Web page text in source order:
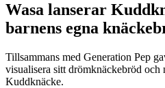
Wasa lanserar
barnens egna
Tillsammans med Generation Pep
visualisera sitt drömknäckebröd och
Kuddknäcke.